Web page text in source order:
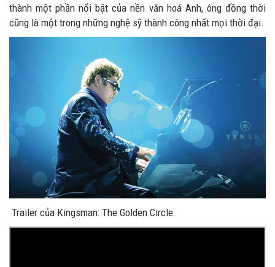
thành một phần nổi bật của nền văn hoá Anh, ông đồng thời
cũng là một trong những nghệ sỹ thành công nhất mọi thời đại.
Trailer của Kingsman: The Golden Circle: